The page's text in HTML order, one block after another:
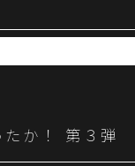
か！ 第３弾